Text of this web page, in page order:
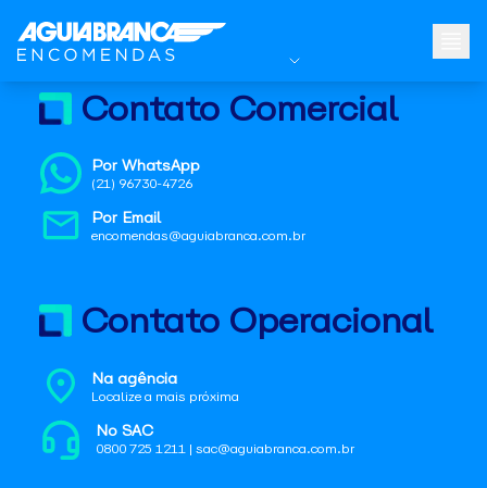
Contato Comercial
Por WhatsApp
(21) 96730-4726
Por Email
encomendas@aguiabranca.com.br
Contato Operacional
Na agência
Localize a mais próxima
No SAC
0800 725 1211 | sac@aguiabranca.com.br